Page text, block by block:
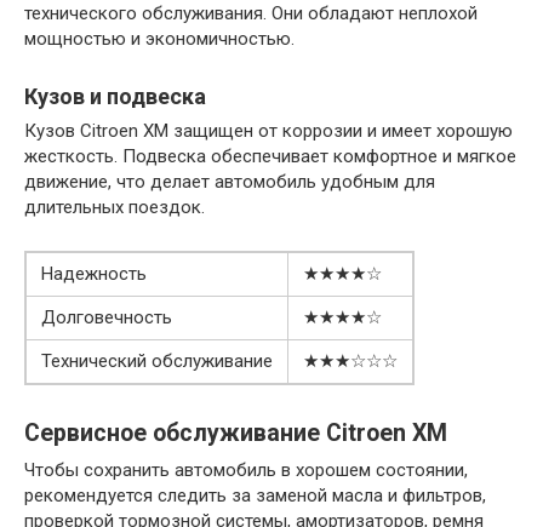
технического обслуживания. Они обладают неплохой
мощностью и экономичностью.
Кузов и подвеска
Кузов Citroen XM защищен от коррозии и имеет хорошую
жесткость. Подвеска обеспечивает комфортное и мягкое
движение, что делает автомобиль удобным для
длительных поездок.
Надежность
★★★★☆
Долговечность
★★★★☆
Технический обслуживание
★★★☆☆☆
Сервисное обслуживание Citroen XM
Чтобы сохранить автомобиль в хорошем состоянии,
рекомендуется следить за заменой масла и фильтров,
проверкой тормозной системы, амортизаторов, ремня